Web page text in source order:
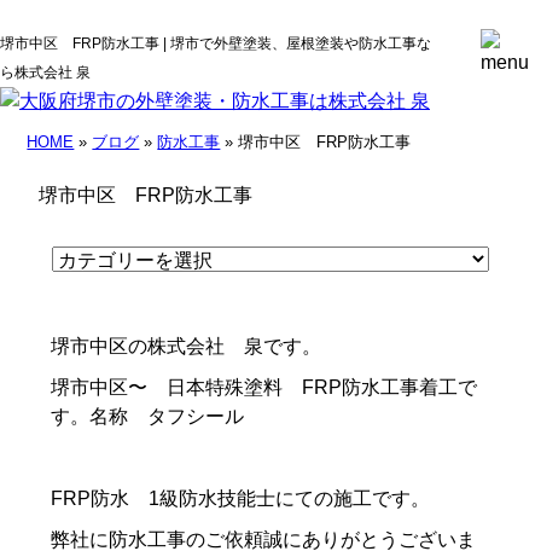
堺市中区 FRP防水工事 | 堺市で外壁塗装、屋根塗装や防水工事な
ら株式会社 泉
HOME » ブログ » 防水工事 » 堺市中区 FRP防水工事
堺市中区 FRP防水工事
堺市中区の株式会社 泉です。
堺市中区〜 日本特殊塗料 FRP防水工事着工で
す。名称 タフシール
FRP防水 1級防水技能士にての施工です。
弊社に防水工事のご依頼誠にありがとうございま